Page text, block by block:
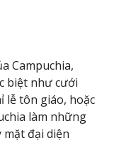
Campuchia,
biệt như cưới
lễ tôn giáo, hoặc
làm những
mặt đại diện